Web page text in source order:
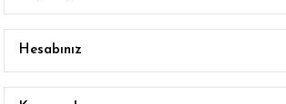
Hesabınız